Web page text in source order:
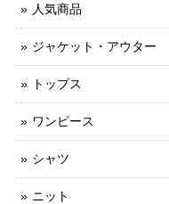
人気商品
ジャケット・アウター
トップス
ワンピース
シャツ
ニット